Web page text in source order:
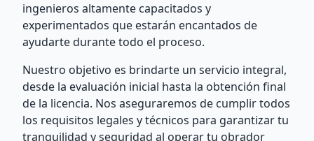
ingenieros altamente capacitados y
experimentados que estarán encantados de
ayudarte durante todo el proceso.
Nuestro objetivo es brindarte un servicio integral,
desde la evaluación inicial hasta la obtención final
de la licencia. Nos aseguraremos de cumplir todos
los requisitos legales y técnicos para garantizar tu
tranquilidad y seguridad al operar tu obrador